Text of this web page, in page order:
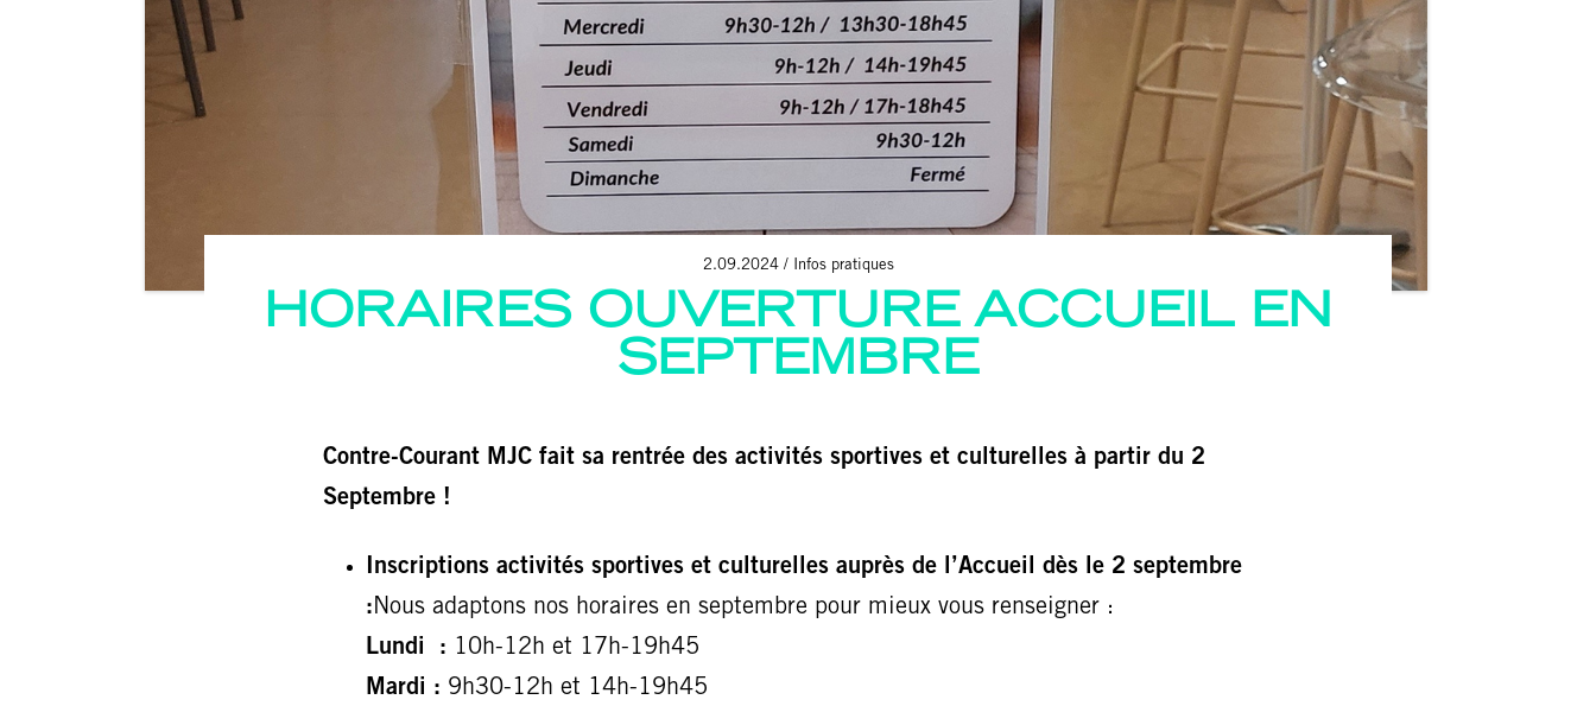
2.09.2024 Infos pratiques
HORAIRES OUVERTURE ACCUEIL EN
SEPTEMBRE
Contre-Courant MJC fait sa rentrée des activités sportives et culturelles à partir du 2
Septembre !
Inscriptions activités sportives et culturelles auprès de l’Accueil dès le 2 septembre
:Nous adaptons nos horaires en septembre pour mieux vous renseigner :
Lundi : 10h-12h et 17h-19h45
Mardi : 9h30-12h et 14h-19h45